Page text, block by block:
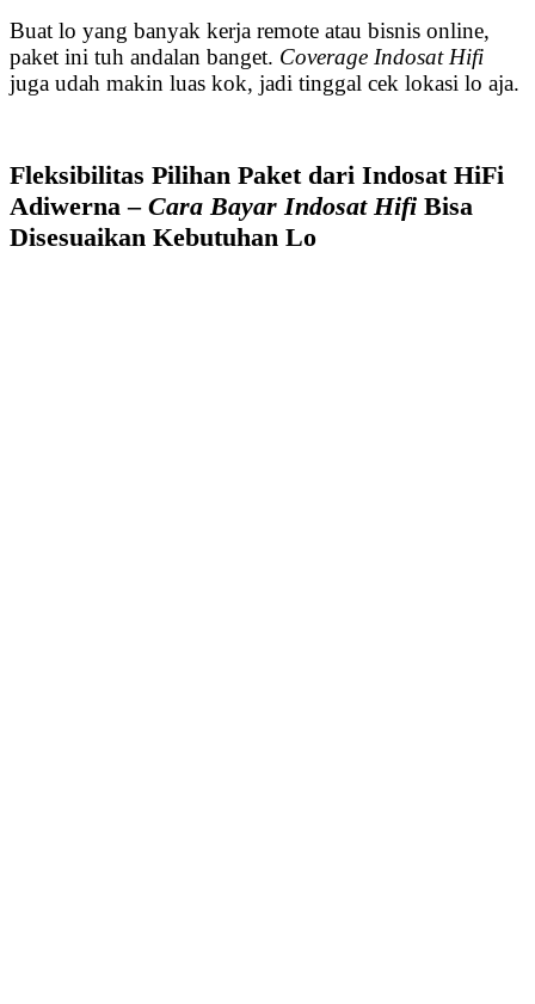
Buat lo yang banyak kerja remote atau bisnis online,
paket ini tuh andalan banget. Coverage Indosat Hifi
juga udah makin luas kok, jadi tinggal cek lokasi lo aja.
Fleksibilitas Pilihan Paket dari Indosat HiFi
Adiwerna – Cara Bayar Indosat Hifi Bisa
Disesuaikan Kebutuhan Lo